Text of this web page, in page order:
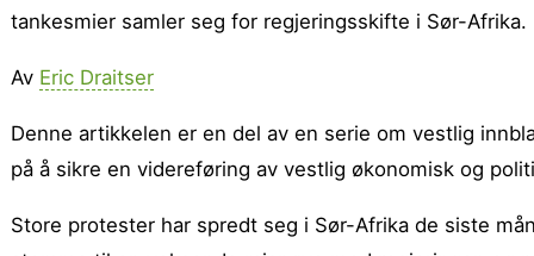
tankesmier samler seg for regjeringsskifte i Sør-Afrika.
Av Eric Draitser
Denne artikkelen er en del av en serie om vestlig
på å sikre en videreføring av vestlig økonomisk og
Store protester har spredt seg i Sør-Afrika de siste